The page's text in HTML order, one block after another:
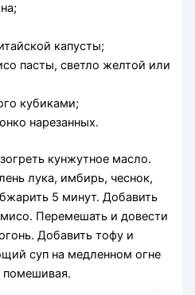
капусты;
пасты, светло желтой или
кубиками;
нарезанных.
кунжутное масло.
лука, имбирь, чеснок,
5 минут. Добавить
Перемешать и довести
Добавить тофу и
суп на медленном огне
помешивая.